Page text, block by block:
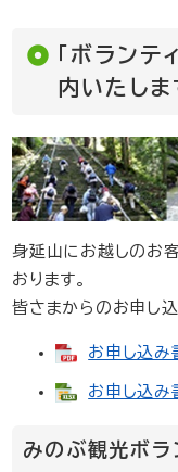
「ボランテ
内いたしま
身延山にお越しのお
おります。
皆さまからのお申し
お申し込
お申し込
みのぶ観光ボラ